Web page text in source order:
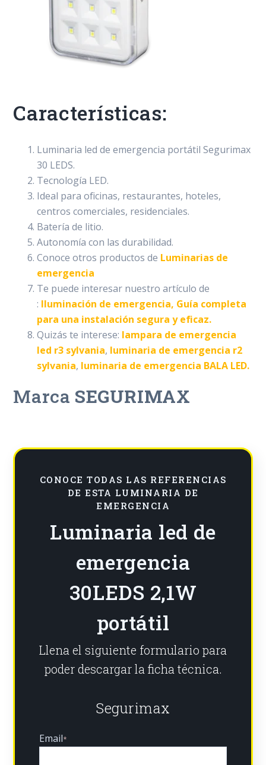
Características:
Luminaria led de emergencia portátil Segurimax
30 LEDS.
Tecnología LED.
Ideal para oficinas, restaurantes, hoteles,
centros comerciales, residenciales.
Batería de litio.
Autonomía con las durabilidad.
Conoce otros productos de Luminarias de
emergencia
Te puede interesar nuestro artículo de
: Iluminación de emergencia, Guía completa
para una instalación segura y eficaz.
Quizás te interese: lampara de emergencia
led r3 sylvania, luminaria de emergencia r2
sylvania, luminaria de emergencia BALA LED.
Marca SEGURIMAX
CONOCE TODAS LAS REFERENCIAS
DE ESTA LUMINARIA DE
EMERGENCIA
Luminaria led de
emergencia
30LEDS 2,1W
portátil
Llena el siguiente formulario para
poder descargar la ficha técnica.
Segurimax
Email*